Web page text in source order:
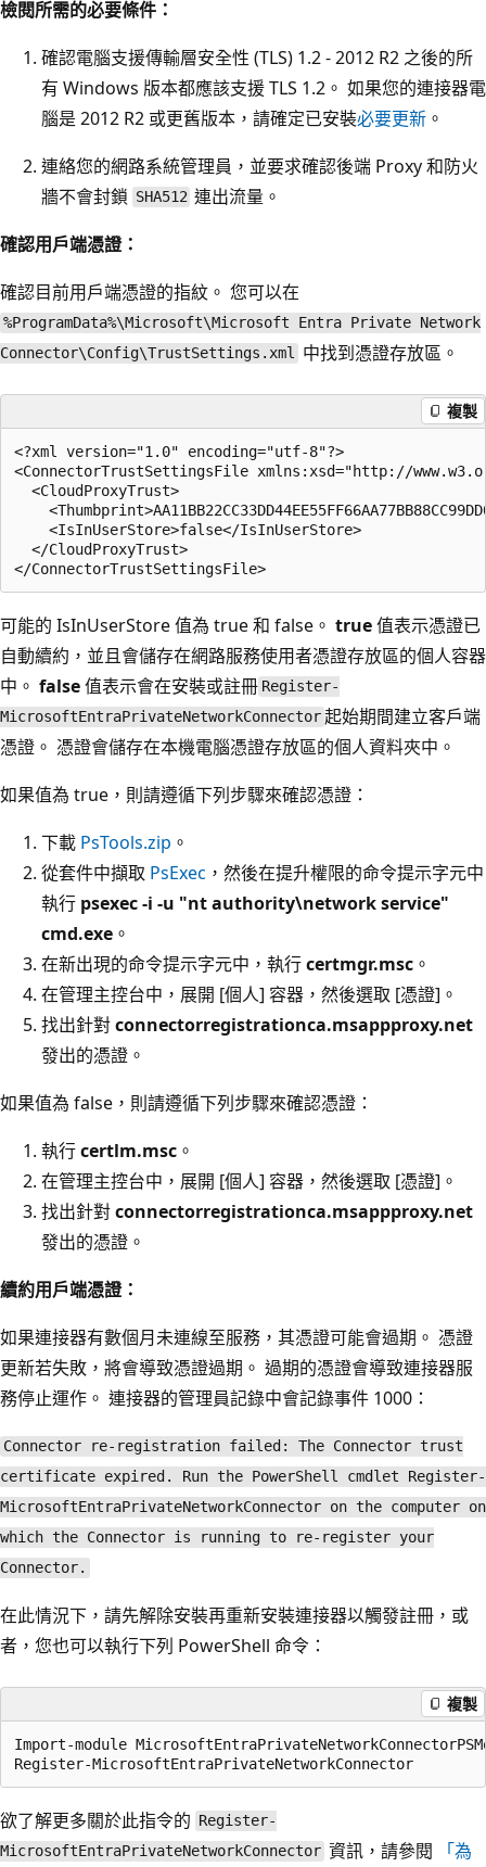
檢閱所需的必要條件：
確認電腦支援傳輸層安全性 (TLS) 1.2 - 2012 R2 之後的所
有 Windows 版本都應該支援 TLS 1.2。 如果您的連接器電
腦是 2012 R2 或更舊版本，請確定已安裝必要更新 。
連絡您的網路系統管理員，並要求確認後端 Proxy 和防火
牆不會封鎖 SHA512 連出流量。
確認用戶端憑證：
確認目前用戶端憑證的指紋。 您可以在
%ProgramData%\Microsoft\Microsoft Entra Private Network
Connector\Config\TrustSettings.xml 中找到憑證存放區。
複製
<?xml version="1.0" encoding="utf-8"?>
<ConnectorTrustSettingsFile xmlns:xsd="http://
  <CloudProxyTrust>
    <IsInUserStore>false</IsInUserStore>
  </CloudProxyTrust>
可能的 IsInUserStore值為 true和 false 。 true值表示憑證已
自動續約，並且會儲存在網路服務使用者憑證存放區的個人容器
中。 false值表示會在安裝或註冊 Register-
MicrosoftEntraPrivateNetworkConnector起始期間建立客戶端
憑證。 憑證會儲存在本機電腦憑證存放區的個人資料夾中。
如果值為 true ，則請遵循下列步驟來確認憑證：
下載 PsTools.zip 。
從套件中擷取 PsExec ，然後在提升權限的命令提示字元中
執行 psexec -i -u "nt authority\network service"
cmd.exe 。
在新出現的命令提示字元中，執行certmgr.msc 。
在管理主控台中，展開 [個人] 容器，然後選取 [憑證]。
找出針對connectorregistrationca.msappproxy.net
發出的憑證。
如果值為 false ，則請遵循下列步驟來確認憑證：
執行certlm.msc 。
在管理主控台中，展開 [個人] 容器，然後選取 [憑證]。
找出針對connectorregistrationca.msappproxy.net
發出的憑證。
續約用戶端憑證：
如果連接器有數個月未連線至服務，其憑證可能會過期。 憑證
更新若失敗，將會導致憑證過期。 過期的憑證會導致連接器服
務停止運作。 連接器的管理員記錄中會記錄事件 1000：
Connector re-registration failed: The Connector trust
certificate expired. Run the PowerShell cmdlet Register-
MicrosoftEntraPrivateNetworkConnector on the computer on
which the Connector is running to re-register your
Connector.
在此情況下，請先解除安裝再重新安裝連接器以觸發註冊，或
者，您也可以執行下列 PowerShell 命令：
複製
Import-module
欲了解更多關於此指令的
Register-
MicrosoftEntraPrivateNetworkConnector 資訊，請參閱
「為